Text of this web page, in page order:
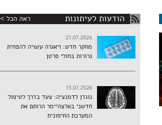
הודעות לעיתונות ראה הכל >
21.07.2026
מחקר חדש: ויאגרה עשויה להפחית
גרורות בחולי סרטן
15.07.2026
נוגדן לדמנציה: צעד בדרך לטיפול
חדשני באלצהיימר הרותם את
המערכת החיסונית